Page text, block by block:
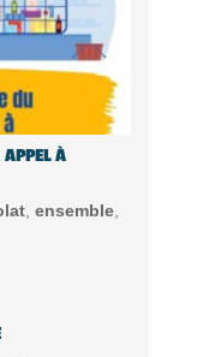
À
, ensemble,